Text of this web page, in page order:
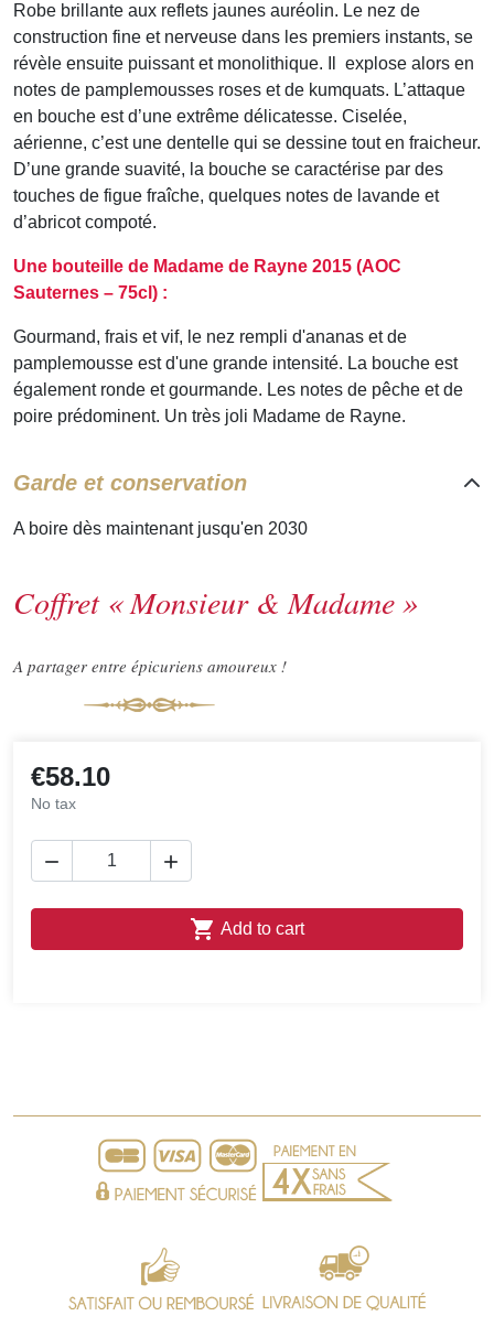
Robe brillante aux reflets jaunes auréolin. Le nez de
construction fine et nerveuse dans les premiers instants, se
révèle ensuite puissant et monolithique. Il explose alors en
notes de pamplemousses roses et de kumquats. L’attaque
en bouche est d’une extrême délicatesse. Ciselée,
aérienne, c’est une dentelle qui se dessine tout en fraicheur.
D’une grande suavité, la bouche se caractérise par des
touches de figue fraîche, quelques notes de lavande et
d’abricot compoté.
Une bouteille de Madame de Rayne 2015 (AOC
Sauternes – 75cl) :
Gourmand, frais et vif, le nez rempli d'ananas et de
pamplemousse est d'une grande intensité. La bouche est
également ronde et gourmande. Les notes de pêche et de
poire prédominent. Un très joli Madame de Rayne.
Garde et conservation
A boire dès maintenant jusqu'en 2030
Coffret « Monsieur & Madame »
A partager entre épicuriens amoureux !
€58.10
No tax
 
 Add to cart